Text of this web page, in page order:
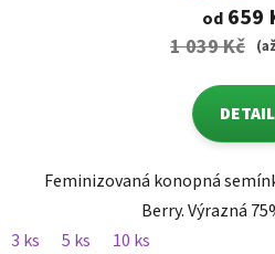
od659
1 039 Kč
DETAIL
Feminizovaná konopná
Berry. Výrazná
3 ks
5 ks 10 ks